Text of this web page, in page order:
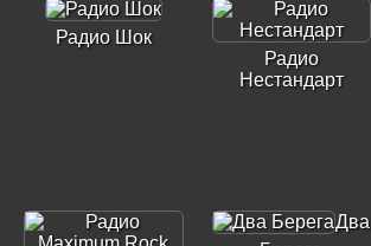
Радио Шок
Радио
Нестандарт
Два